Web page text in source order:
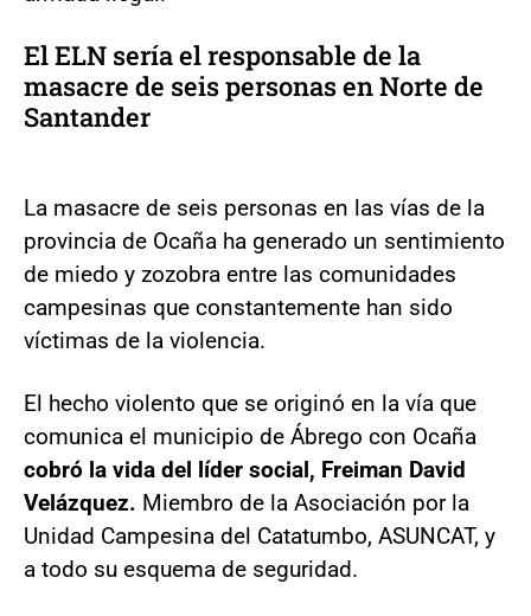
El ELN sería el responsable de la
masacre de seis personas en Norte de
Santander
La masacre de seis personas en las vías de la
provincia de Ocaña ha generado un sentimiento
de miedo y zozobra entre las comunidades
campesinas que constantemente han sido
víctimas de la violencia.
El hecho violento que se originó en la vía que
comunica el municipio de Ábrego con Ocaña
cobró la vida del líder social, Freiman David
Velázquez. Miembro de la Asociación por la
Unidad Campesina del Catatumbo, ASUNCAT, y
a todo su esquema de seguridad.